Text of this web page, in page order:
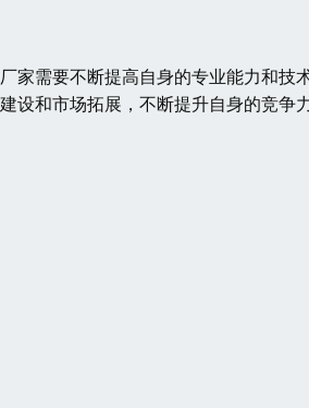
家需要不断提高自身的专业能力和技
设和市场拓展，不断提升自身的竞争